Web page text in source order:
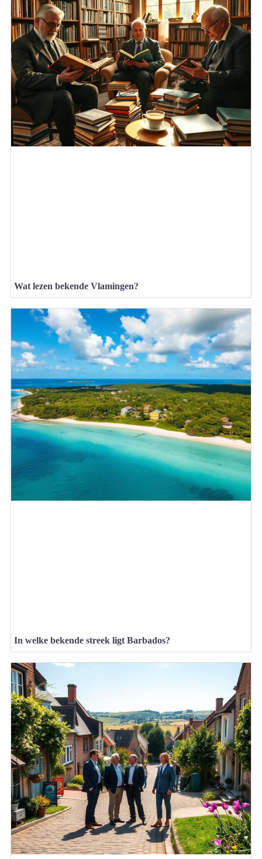
Wat lezen bekende Vlamingen?
In welke bekende streek ligt Barbados?